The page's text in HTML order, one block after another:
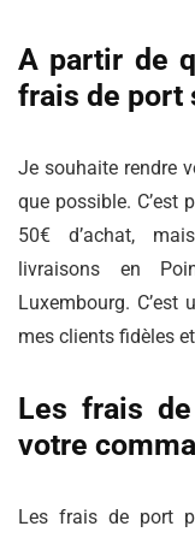
A partir de
frais de port
Je souhaite rendre
que possible. C’est
50€ d’achat,
livraisons en
Luxembourg. C’est
mes clients fidèles
Les frais
votre
Les frais de port